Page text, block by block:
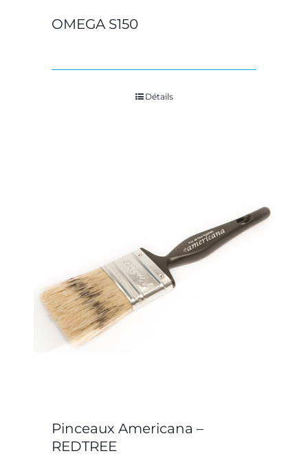
OMEGA S150
Détails
Pinceaux Americana –
REDTREE